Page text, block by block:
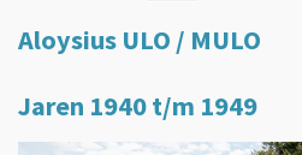
Aloysius ULO / MULO
Jaren 1940 t/m 1949